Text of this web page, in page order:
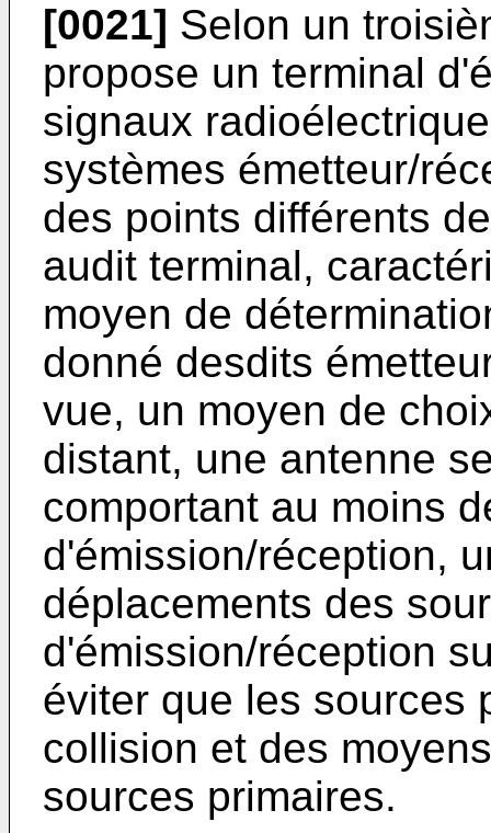
[0021] Selon un
propose un terminal
signaux
systèmes émetteur/
des points différents
audit terminal,
moyen de
donné desdits
vue, un moyen de
distant, une antenne
comportant au moins
d'émission/réception,
déplacements des
d'émission/réception
éviter que les sources
collision et des
sources primaires.